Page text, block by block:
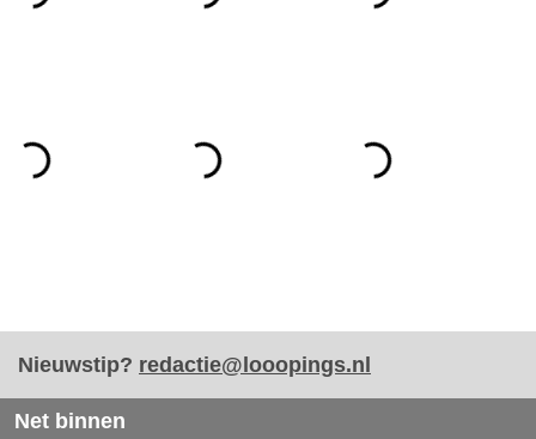
Nieuwstip? redactie@looopings.nl
Net binnen